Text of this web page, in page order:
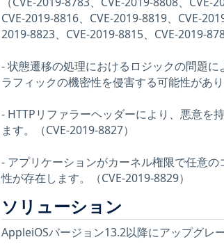
CVE-2019-8816、CVE-2019-8819、CVE-
2019-8823、CVE-2019-8815、CVE-2019-
- 状態遷移の処理におけるロジックの問題
ラフィックの機密性を侵害する可能性があ
- HTTPリファラーヘッダーにより、悪意を
ます。（CVE-2019-8827）
- アプリケーションがカーネル権限で任意
性が存在します。（CVE-2019-8829）
ソリューション
AppleiOSバージョン13.2以降にアップグレ